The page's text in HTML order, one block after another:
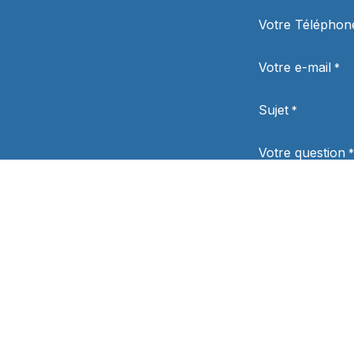
Votre
Votre e-mail *
Sujet *
Votre question *